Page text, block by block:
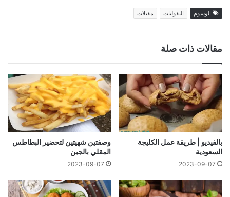
الوسوم البقوليات مقبلات
مقالات ذات صلة
بالفيديو | طريقة عمل الكليجة
السعودية
2023-09-07
وصفتين شهيتين لتحضير البطاطس
المقلي بالجبن
2023-09-07